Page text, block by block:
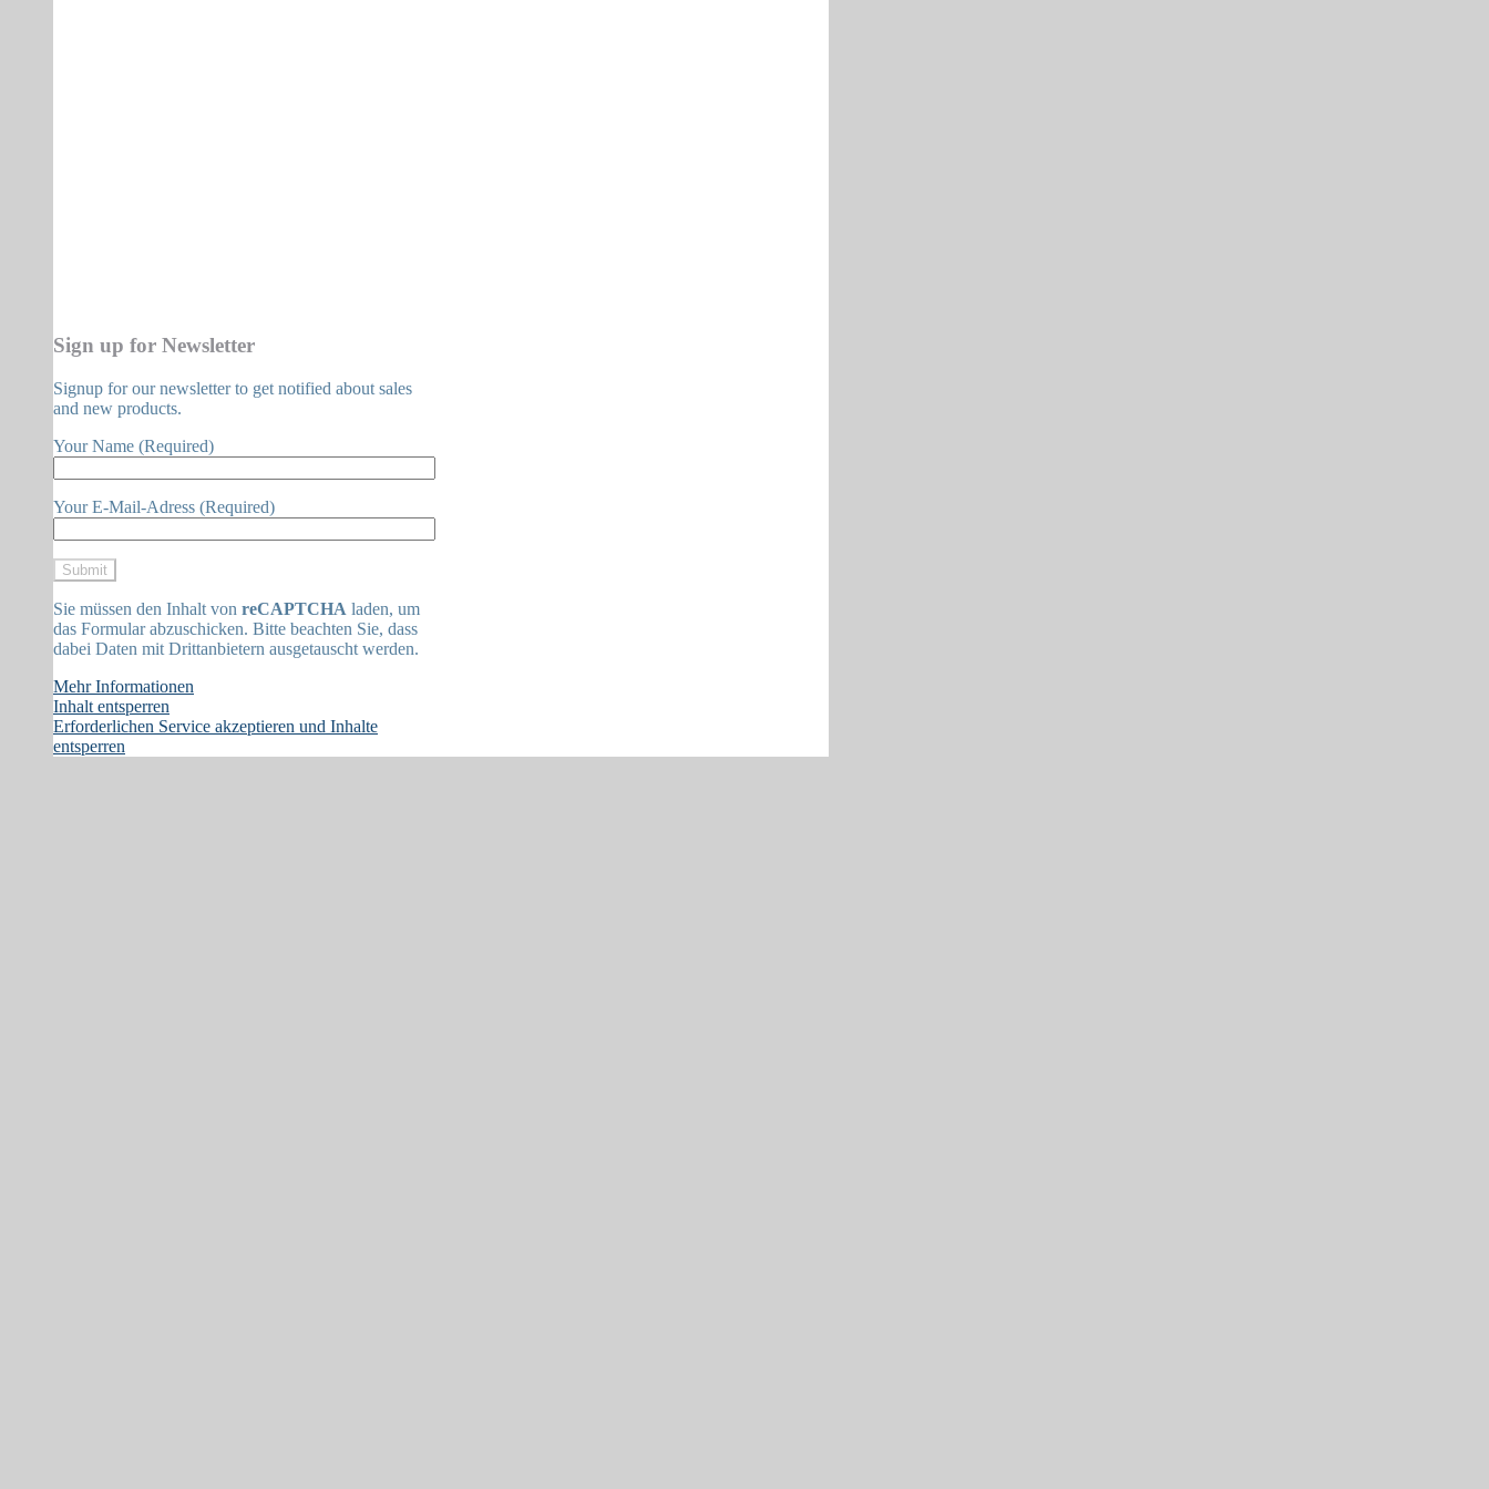
Sign up for Newsletter
Signup for our newsletter to get notified about sales
and new products.
Your Name (Required)
Your E-Mail-Adress (Required)
Sie müssen den Inhalt von reCAPTCHA laden, um
das Formular abzuschicken. Bitte beachten Sie, dass
dabei Daten mit Drittanbietern ausgetauscht werden.
Mehr Informationen
Inhalt entsperren
Erforderlichen Service akzeptieren und Inhalte
entsperren